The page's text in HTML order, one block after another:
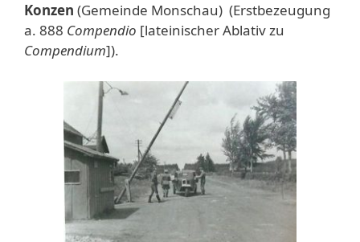
Konzen (Gemeinde Monschau) (Erstbezeugung
a. 888 Compendio [lateinischer Ablativ zu
Compendium]).